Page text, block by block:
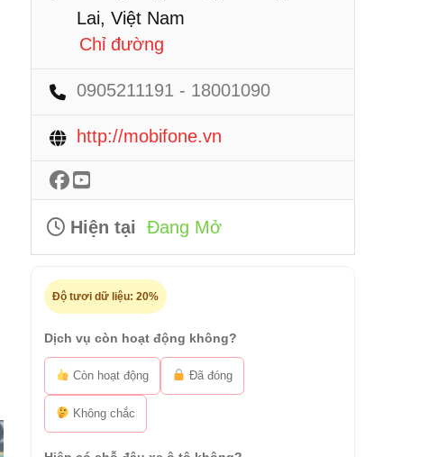
Lai, Việt Nam
Chỉ đường
0905211191 - 18001090
http://mobifone.vn
Hiện tại Đang Mở
Độ tươi dữ liệu: 20%
Dịch vụ còn hoạt động không?
Còn hoạt động Đã đóng
Không chắc